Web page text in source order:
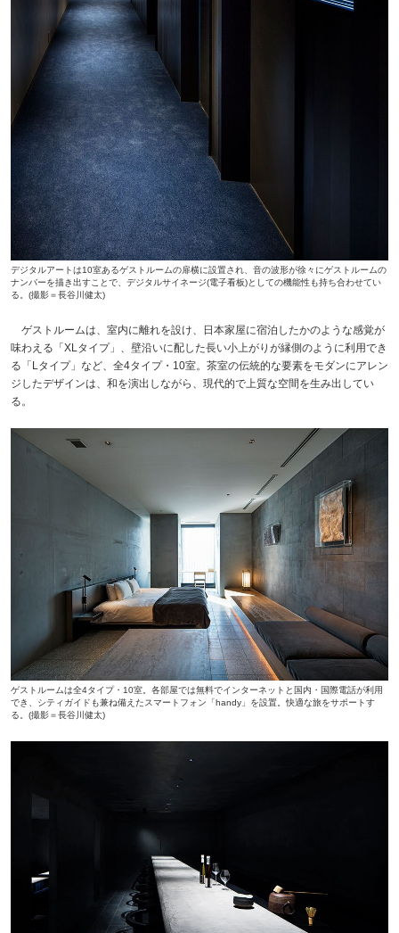
デジタルアートは10室あるゲストルームの扉横に設置され、音の波形が徐々にゲストルームの
ナンバーを描き出すことで、デジタルサイネージ(電子看板)としての機能性も持ち合わせてい
る。(撮影＝長谷川健太)
ゲストルームは、室内に離れを設け、日本家屋に宿泊したかのような感覚が
味わえる「XLタイプ」、壁沿いに配した長い小上がりが縁側のように利用でき
る「Lタイプ」など、全4タイプ・10室。茶室の伝統的な要素をモダンにアレン
ジしたデザインは、和を演出しながら、現代的で上質な空間を生み出してい
る。
ゲストルームは全4タイプ・10室。各部屋では無料でインターネットと国内・国際電話が利用
でき、シティガイドも兼ね備えたスマートフォン「handy」を設置。快適な旅をサポートす
る。(撮影＝長谷川健太)